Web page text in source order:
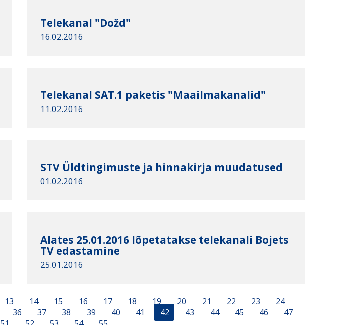
Telekanal "Dožd"
16.02.2016
Telekanal SAT.1 paketis "Maailmakanalid"
11.02.2016
STV Üldtingimuste ja hinnakirja muudatused
01.02.2016
Alates 25.01.2016 lõpetatakse telekanali Bojets
TV edastamine
25.01.2016
13 14 15 16 17 18 19 20 21 22 23
24
36 37 38 39 40 41 42 43 44 45 46
47